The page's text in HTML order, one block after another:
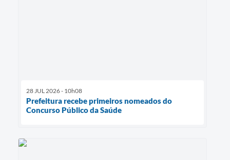
28 JUL 2026 - 10h08
Prefeitura recebe primeiros nomeados do
Concurso Público da Saúde